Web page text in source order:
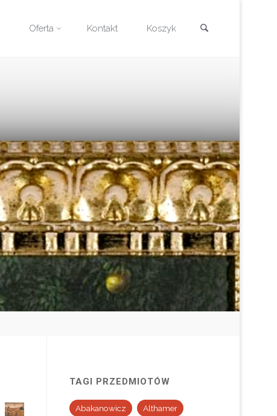
Oferta Kontakt Koszyk
TAGI PRZEDMIOTÓW
Abakanowicz Althamer